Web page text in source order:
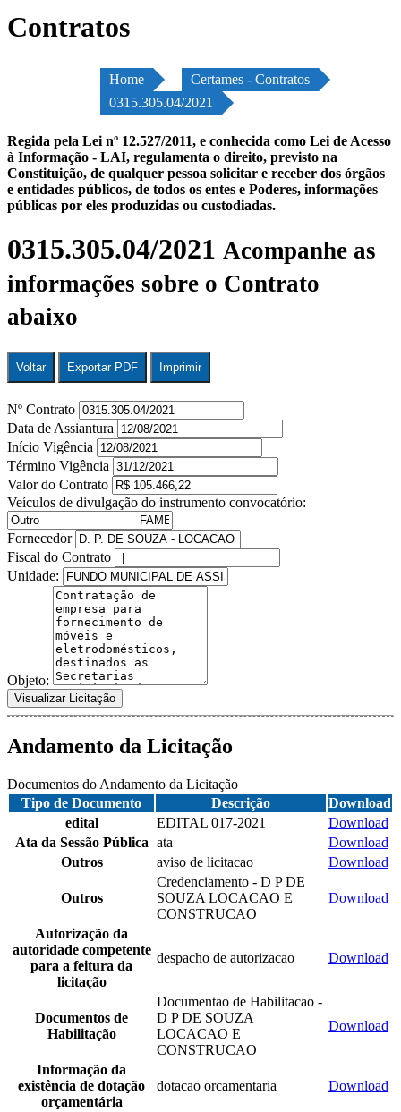
Contratos
Home
Certames - Contratos
0315.305.04/2021
Regida pela Lei nº 12.527/2011, e conhecida como Lei de Acesso
à Informação - LAI, regulamenta o direito, previsto na
Constituição, de qualquer pessoa solicitar e receber dos órgãos
e entidades públicos, de todos os entes e Poderes, informações
públicas por eles produzidas ou custodiadas.
0315.305.04/2021 Acompanhe as
informações sobre o Contrato
abaixo
Voltar Exportar PDF Imprimir
Nº Contrato
Data de Assiantura
Início Vigência
Término Vigência
Valor do Contrato
Veículos de divulgação do instrumento convocatório:
Fornecedor
Fiscal do Contrato
Unidade:
Objeto:
Visualizar Licitação
Andamento da Licitação
Documentos do Andamento da Licitação
Tipo de Documento
Descrição
Download
edital
EDITAL 017-2021
Download
Ata da Sessão Pública ata
Download
Outros
aviso de licitacao Download
Outros
Credenciamento - D P DE
SOUZA LOCACAO E
CONSTRUCAO
Download
Autorização da
autoridade competente
para a feitura da
licitação
despacho de autorizacao Download
Documentos de
Habilitação
Documentao de Habilitacao -
D P DE SOUZA
LOCACAO E
CONSTRUCAO
Download
Informação da
existência de dotação
orçamentária
dotacao orcamentaria Download